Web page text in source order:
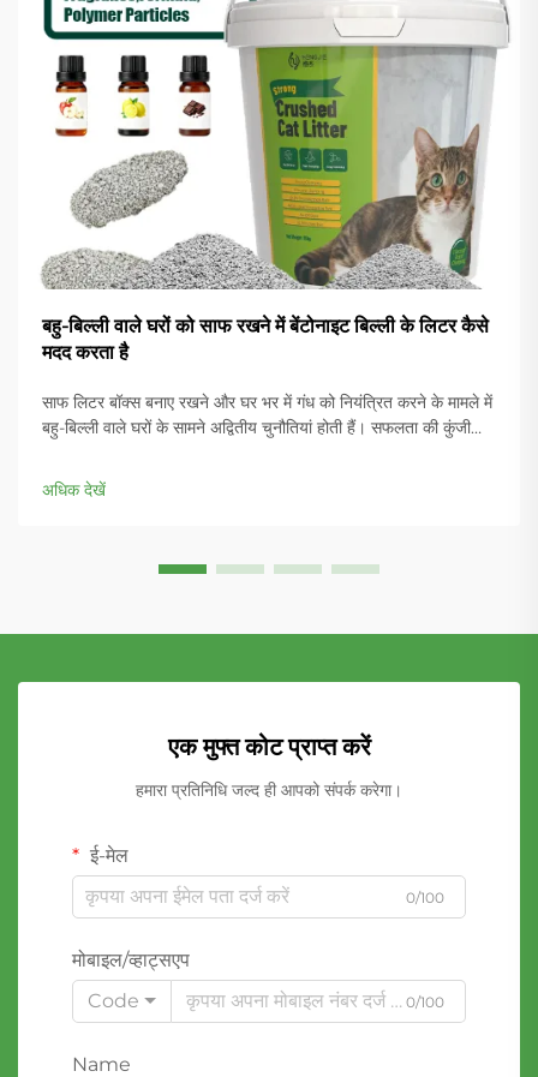
बहु-बिल्ली वाले घरों को साफ रखने में बेंटोनाइट बिल्ली के लिटर कैसे
मदद करता है
साफ लिटर बॉक्स बनाए रखने और घर भर में गंध को नियंत्रित करने के मामले में
बहु-बिल्ली वाले घरों के सामने अद्वितीय चुनौतियां होती हैं। सफलता की कुंजी
सके जबकि उत्कृष्ट...
अधिक देखें
एक मुफ्त कोट प्राप्त करें
हमारा प्रतिनिधि जल्द ही आपको संपर्क करेगा।
ई-मेल
0/100
मोबाइल/व्हाट्सएप
Code
0/100
Name